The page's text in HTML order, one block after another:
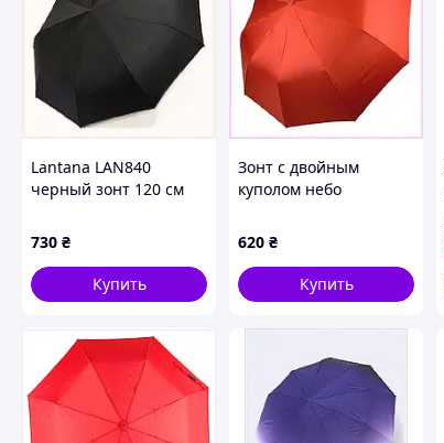
Lantana LAN840
черный зонт 120 см
80T600B6X0
730 ₴
Купить
Зонт с двойным
куполом небо
8KEC060072
620 ₴
Купить